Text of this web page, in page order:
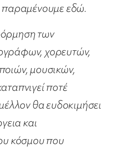
παραμένουμε εδώ.
των
χορευτών,
μουσικών,
ποτέ
θα ευδοκιμήσει
και
κόσμου που